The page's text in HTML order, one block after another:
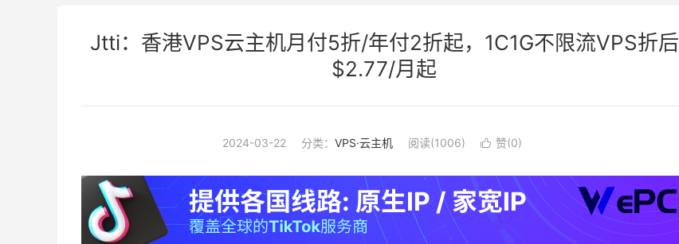
Jtti：香港VPS云主机月付5折/年付2折起，1C1G不限流VPS折后
$2.77/月起
2024-03-22 分类： VPS·云主机 阅读(1006)  赞(0)